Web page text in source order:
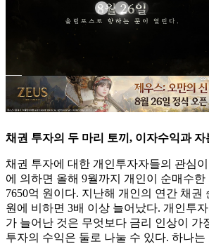
채권 투자의 두 마리 토끼, 이자수익과 자
채권 투자에 대한 개인투자자들의 관심
에 의하면 올해 9월까지 개인이 순매수한
7650억 원이다. 지난해 개인의 연간 채권
원에 비하면 3배 이상 늘어났다. 개인투
가 늘어난 것은 무엇보다 금리 인상이 가
투자의 수익은 둘로 나눌 수 있다. 하나는